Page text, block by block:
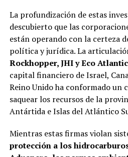
La profundización de estas
descubierto que las
están operando con la certeza
política y jurídica. La
Rockhopper, JHI y Eco Atlantic
capital financiero de Israel,
Reino Unido ha conformado un
saquear los recursos de la
Antártida e Islas del Atlántico
Mientras estas firmas violan
protección a los